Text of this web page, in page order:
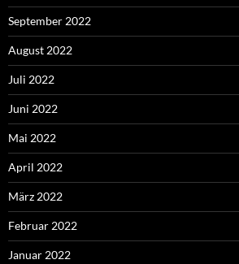
September 2022
August 2022
Juli 2022
Juni 2022
Mai 2022
April 2022
März 2022
Februar 2022
Januar 2022